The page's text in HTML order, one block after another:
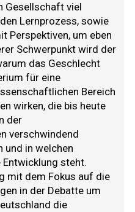
Gesellschaft viel
Lernprozess, sowie
Perspektiven, um eben
Schwerpunkt wird der
das Geschlecht
für eine
Bereich
wirken, die bis heute
der
verschwindend
und in welchen
steht.
mit dem Fokus auf die
in der Debatte um
die